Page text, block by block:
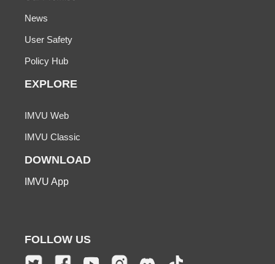
News
User Safety
Policy Hub
EXPLORE
IMVU Web
IMVU Classic
DOWNLOAD
IMVU App
FOLLOW US